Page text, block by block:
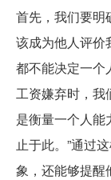
首先，我们要明
该成为他人评价
都不能决定一个
工资嫌弃时，我
是衡量一个人能
止于此。”通过
象，还能够提醒